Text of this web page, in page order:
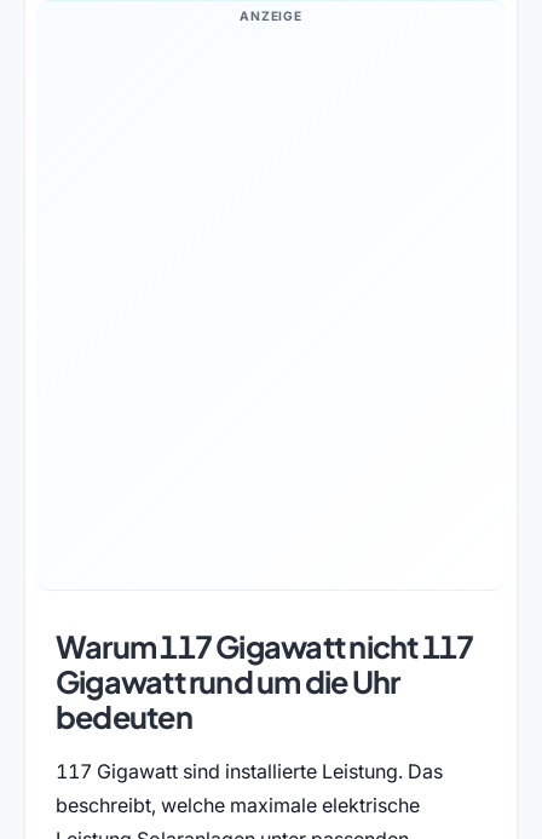
ANZEIGE
Warum 117 Gigawatt nicht 117
Gigawatt rund um die Uhr
bedeuten
117 Gigawatt sind installierte Leistung. Das
beschreibt, welche maximale elektrische